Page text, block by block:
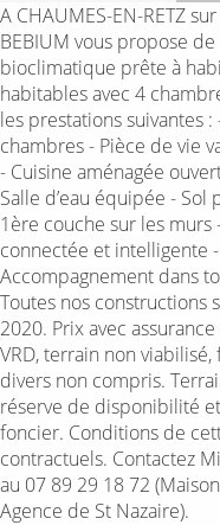
A CHAUMES-EN-RETZ
BEBIUM vous propose
bioclimatique prête à
habitables avec 4
les prestations suivantes
chambres - Pièce de vie
- Cuisine aménagée
Salle d’eau équipée -
1ère couche sur les murs
connectée et intelligente
Accompagnement dans
Toutes nos constructions
2020. Prix avec
VRD, terrain non
divers non compris.
réserve de disponibilité
foncier. Conditions de
contractuels. Contactez
au 07 89 29 18 72
Agence de St Nazaire).